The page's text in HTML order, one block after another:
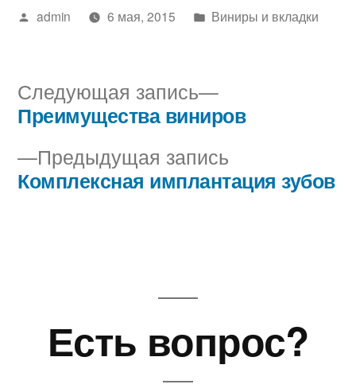
Написано
admin 6 мая, 2015
Написано
Виниры и вкладки
Навигация
по
записям
Предыдущая запись
запись:
Комплексная имплантация зубов
Следующая запись
Следующая
запись:
Преимущества виниров
Есть вопрос?